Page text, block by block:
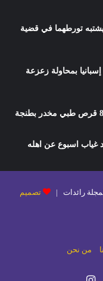
تورطهما في قضية
بمحاولة زعزعة
غياب اسبوع عن اهله
تصميم
من نحن